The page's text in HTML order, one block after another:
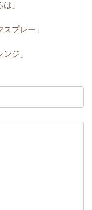
」
プレー」
ジ」